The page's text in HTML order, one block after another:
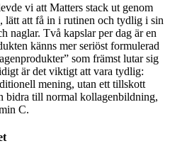
vi att Matters stack ut genom
lätt att få in i rutinen och tydlig i sin
naglar. Två kapslar per dag är en
känns mer seriöst formulerad
som främst lutar sig
är det viktigt att vara tydlig:
mening, utan ett tillskott
bidra till normal kollagenbildning,
C.